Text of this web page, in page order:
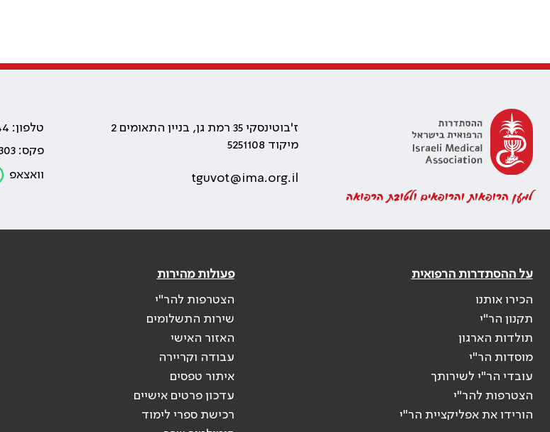
למען הרופאות והרופאים ולטובת הרפואה
ז'בוטינסקי 35 רמת גן, בניין התאומים 2
מיקוד 5251108
tguvot@ima.org.il
טלפון: 03-6100444
פקס: 03-5753303
וואצאפ
על ההסתדרות הרפואית
הכירו אותנו
תקנון הר"י
תולדות הארגון
מוסדות הר"י
עובדי הר"י לשירותך
הצטרפות להר"י
הורידו את אפליקציית הר"י
פעולות מהירות
הצטרפות להר"י
שירות התשלומים
האזור האישי
עבודה וקריירה
איתור טפסים
עדכון פרטים אישיים
רכישת ספרי לימוד